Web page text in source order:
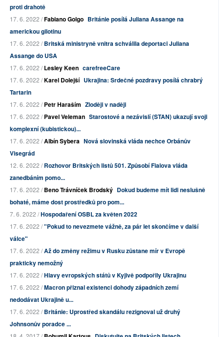
proti drahotě
17. 6. 2022 /Fabiano Golgo Británie posílá Juliana Assange na
americkou gilotinu
17. 6. 2022 /Britská ministryně vnitra schválila deportaci Juliana
Assange do USA
17. 6. 2022 /Lesley Keen carefreeCare
17. 6. 2022 /Karel Dolejší Ukrajina: Srdečné pozdravy posílá chrabrý
Tartarin
17. 6. 2022 /Petr Haraším Zloději v naději
17. 6. 2022 /Pavel Veleman Starostové a nezávislí (STAN) ukazují svoji
komplexní (kubistickou)...
17. 6. 2022 /Albín Sybera Nová slovinská vláda nechce Orbánův
Visegrád
12. 6. 2022 /Rozhovor Britských listů 501. Způsobí Fialova vláda
zanedbáním pomo...
17. 6. 2022 /Beno Trávníček Brodský Dokud budeme mít lidi neslušně
bohaté, máme dost prostředků pro pom...
7. 6. 2022 /Hospodaření OSBL za květen 2022
17. 6. 2022 /"Pokud to nevezmete vážně, za pár let skončíme v další
válce"
17. 6. 2022 /Až do změny režimu v Rusku zůstane mír v Evropě
prakticky nemožný
17. 6. 2022 /Hlavy evropských států v Kyjivě podpořily Ukrajinu
17. 6. 2022 /Macron přiznal existenci dohody západních zemí
nedodávat Ukrajině u...
17. 6. 2022 /Británie: Uprostřed skandálu rezignoval už druhý
Johnsonův poradce ...